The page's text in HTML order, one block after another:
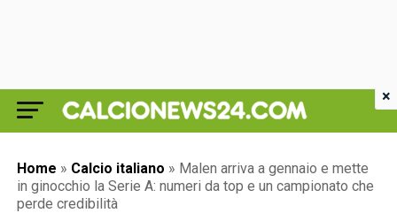
Home » Calcio italiano » Malen arriva a gennaio e mette
in ginocchio la Serie A: numeri da top e un campionato che
perde credibilità
×